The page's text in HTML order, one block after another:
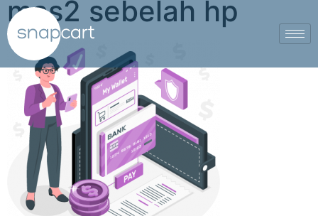
mas2 sebelah hp